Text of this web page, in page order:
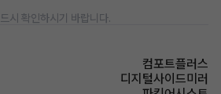
시 확인하시기 바랍니다.
컴포트플러스
디지털사이드미러